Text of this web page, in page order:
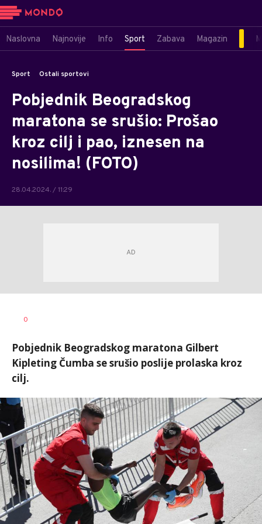
Naslovna Najnovije Info Sport Zabava Magazin
Sport Ostali sportovi
Pobjednik Beogradskog
maratona se srušio: Prošao
kroz cilj i pao, iznesen na
nosilima! (FOTO)
28.04.2024. / 11:29
AUTOR
0
Pobjednik Beogradskog maratona Gilbert
Kipleting Čumba se srušio poslije prolaska kroz
cilj.